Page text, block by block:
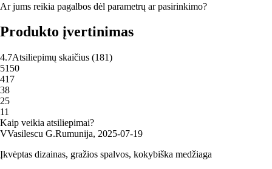
Ar jums reikia pagalbos dėl parametrų ar pasirinkimo?
Produkto įvertinimas
4.7Atsiliepimų skaičius (181)
5150
417
38
25
11
Kaip veikia atsiliepimai?
VVasilescu G.Rumunija, 2025‑07‑19
Įkvėptas dizainas, gražios spalvos, kokybiška medžiaga